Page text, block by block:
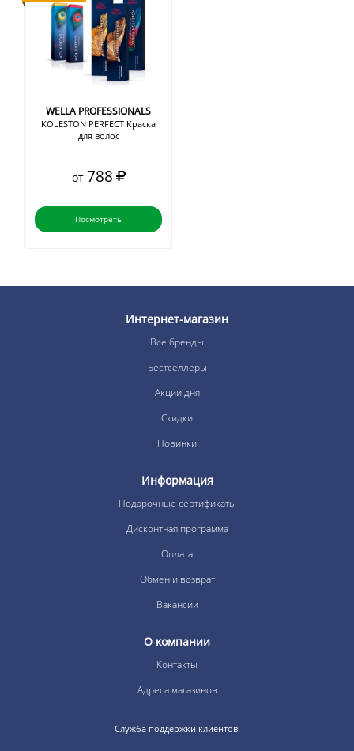
WELLA PROFESSIONALS
KOLESTON PERFECT Краска
для волос
от 788
Посмотреть
Интернет-магазин
Все бренды
Бестселлеры
Акции дня
Скидки
Новинки
Информация
Подарочные сертификаты
Дисконтная программа
Оплата
Обмен и возврат
Вакансии
О компании
Контакты
Адреса магазинов
Служба поддержки клиентов: